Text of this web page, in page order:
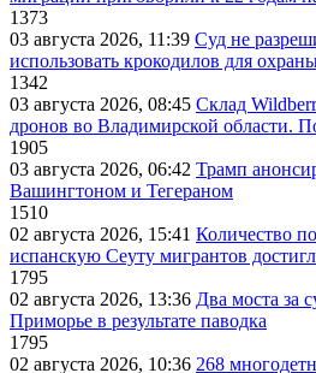
1373
03 августа 2026, 11:39 Суд не
использовать крокодилов для
1342
03 августа 2026, 08:45 Склад
дронов во Владимирской области.
1905
03 августа 2026, 06:42 Трамп
Вашингтоном и Тегераном
1510
02 августа 2026, 15:41 Количество
испанскую Сеуту мигрантов
1795
02 августа 2026, 13:36 Два моста за
Приморье в результате паводка
1795
02 августа 2026, 10:36 268